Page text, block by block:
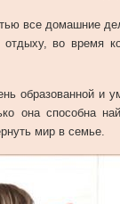
все домашние
отдыху, во время
образованной и
она способна
мир в семье.